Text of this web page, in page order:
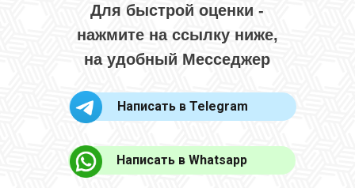
Написать в Whatsapp
Написать в Telegram
Для быстрой оценки -
нажмите на ссылку ниже,
на удобный Месседжер